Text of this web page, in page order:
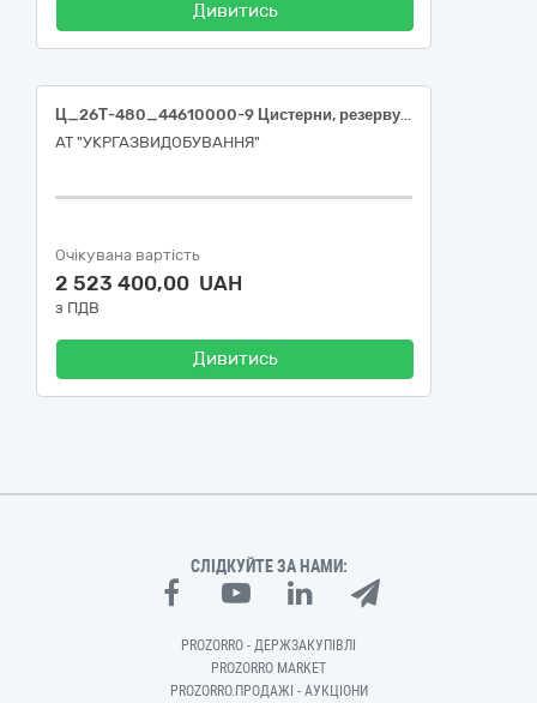
Дивитись
Ц_26Т-480_44610000-9 Цистерни, резервуари, контейнери та посудини високого тиску (Ємності)
АТ "УКРГАЗВИДОБУВАННЯ"
Очікувана вартість
2 523 400,00 UAH
з ПДВ
Дивитись
СЛІДКУЙТЕ ЗА НАМИ:
PROZORRO - ДЕРЖЗАКУПІВЛІ
PROZORRO MARKET
PROZORRO.ПРОДАЖІ - АУКЦІОНИ